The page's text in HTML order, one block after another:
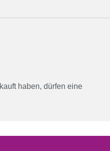
haben, dürfen eine